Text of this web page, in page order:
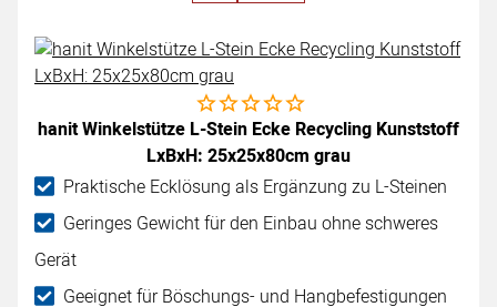
Noch keine Bewertungen abgegeben
hanit Winkelstütze L-Stein Ecke Recycling Kunststoff
LxBxH: 25x25x80cm grau
Praktische Ecklösung als Ergänzung zu L-Steinen
Geringes Gewicht für den Einbau ohne schweres
Gerät
Geeignet für Böschungs- und Hangbefestigungen